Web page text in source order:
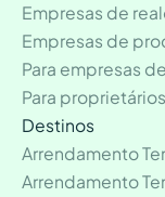
Empresas de
Empresas de
Para empresas
Para proprietários
Destinos
Arrendamento
Arrendamento